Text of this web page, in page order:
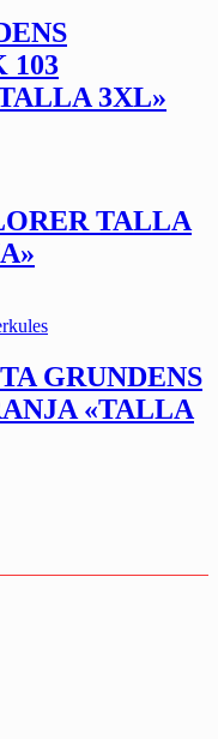
103
3XL»
TALLA
GRUNDENS
«TALLA